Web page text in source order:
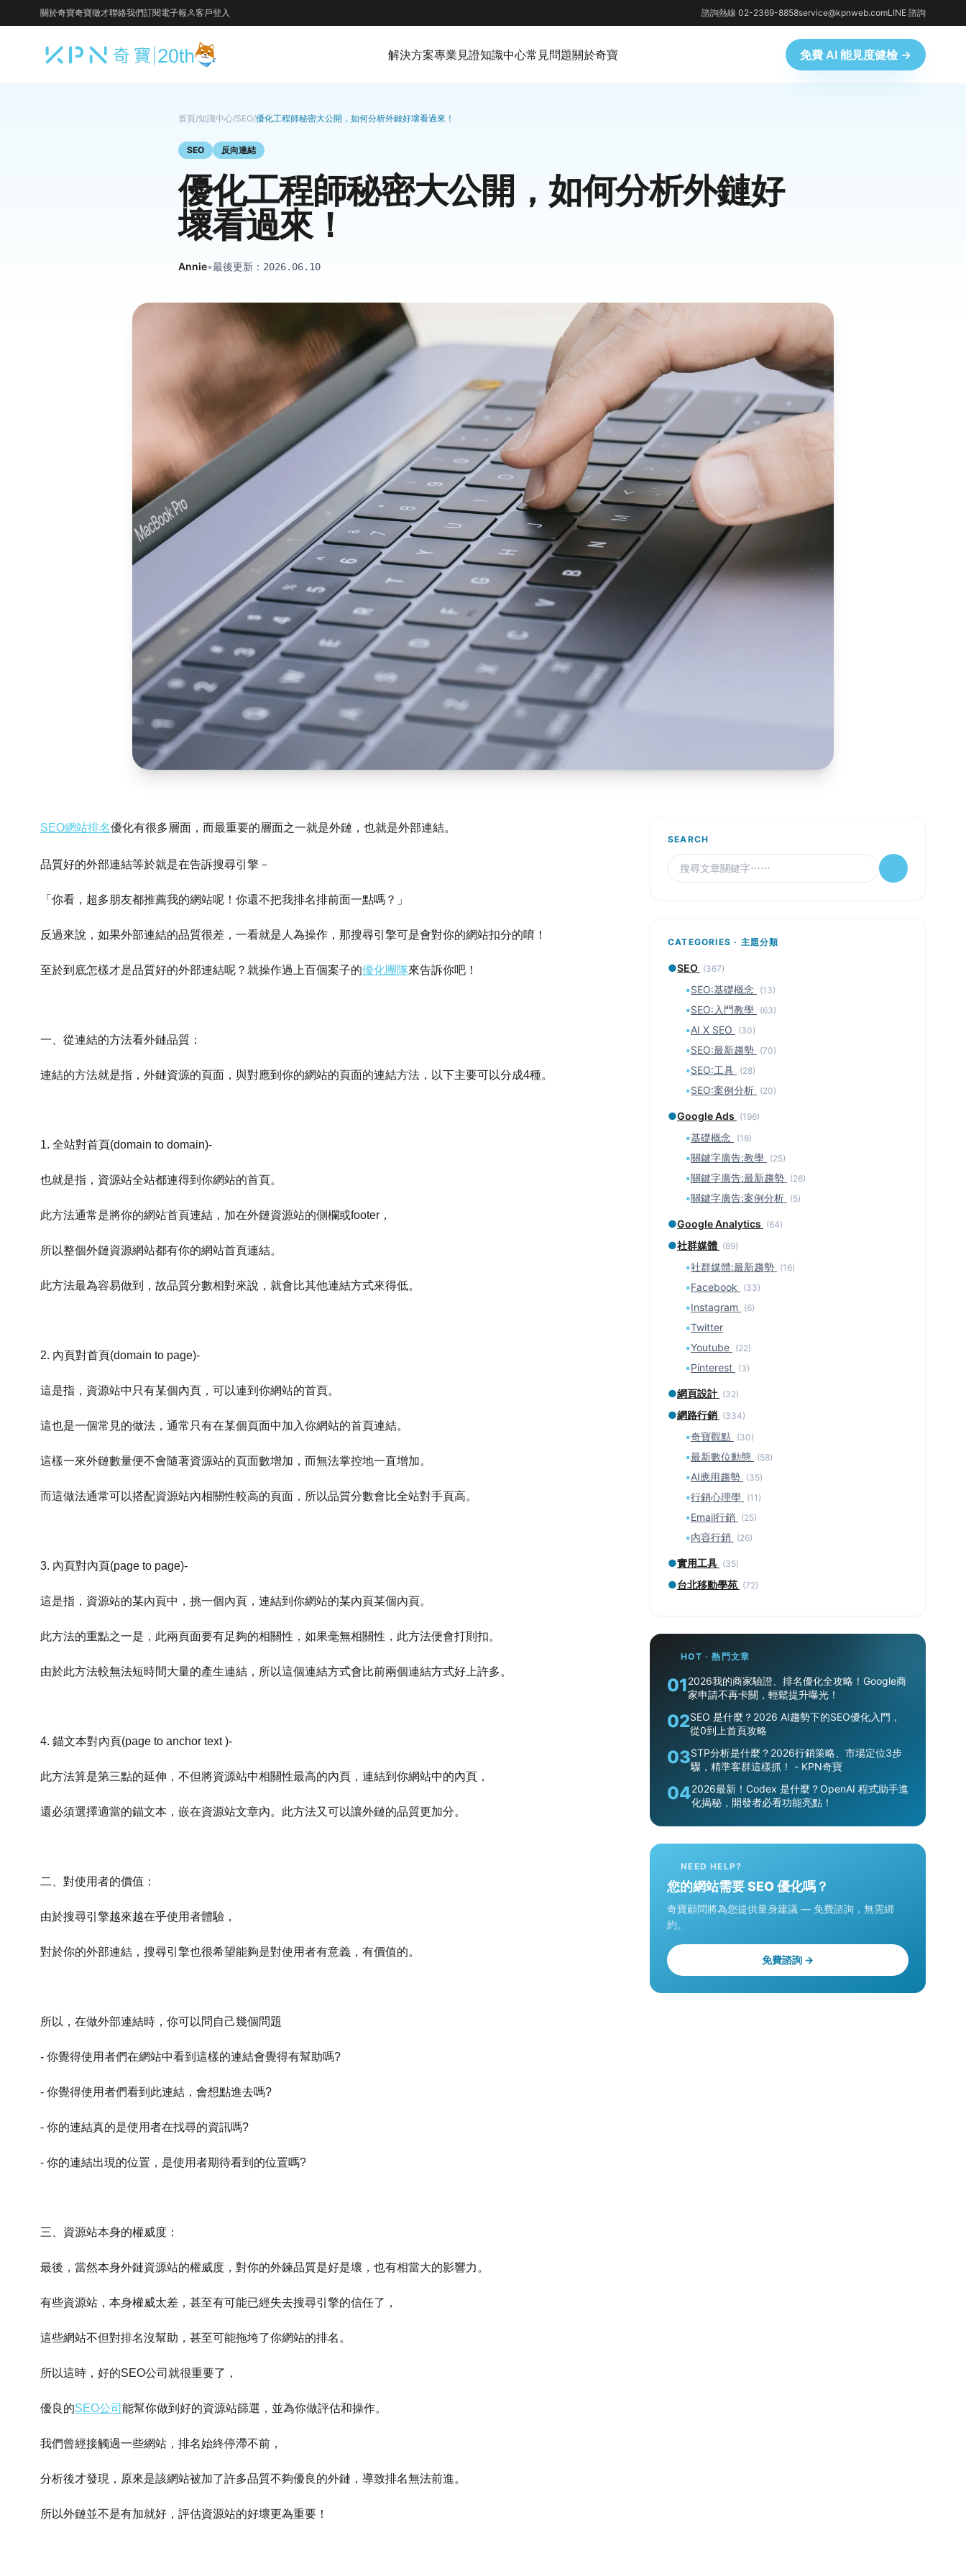
關於奇寶奇寶徵才聯絡我們訂閱電子報 客戶登入 諮詢熱線 02-2369-8858service@kpnweb.comLINE 諮詢
解決方案專業見證知識中心常見問題關於奇寶 免費 AI 能見度健檢 →
首頁/知識中心/SEO/優化工程師秘密大公開，如何分析外鏈好壞看過來！
SEO 反向連結
優化工程師秘密大公開，如何分析外鏈好
壞看過來！
Annie•最後更新： 2026.06.10
SEO網站排名優化有很多層面，而最重要的層面之一就是外鏈 ，也就是外部連結。
品質好的外部連結等於就是在告訴搜尋引擎－
「你看，超多朋友都推薦我的網站呢！你還不把我排名排前面一點嗎？」
反過來說，如果外部連結的品質很差，一看就是人為操作，那搜尋引擎可是會對你的網站扣分的唷！
至於到底怎樣才是品質好的外部連結呢？就操作過上百個案子的優化團隊來告訴你吧！
一、從連結的方法看外鏈品質：
連結的方法就是指，外鏈資源的頁面，與對應到你的網站的頁面的連結方法，以下主要可以分成4種。
1. 全站對首頁(domain to domain)-
也就是指，資源站全站都連得到你網站的首頁。
此方法通常是將你的網站首頁連結，加在外鏈資源站的側欄或footer，
所以整個外鏈資源網站都有你的網站首頁連結。
此方法最為容易做到，故品質分數相對來說，就會比其他連結方式來得低。
2. 內頁對首頁(domain to page)-
這是指，資源站中只有某個內頁，可以連到你網站的首頁。
這也是一個常見的做法，通常只有在某個頁面中加入你網站的首頁連結。
這樣一來外鏈數量便不會隨著資源站的頁面數增加，而無法掌控地一直增加。
而這做法通常可以搭配資源站內相關性較高的頁面，所以品質分數會比全站對手頁高。
3. 內頁對內頁(page to page)-
這是指，資源站的某內頁中，挑一個內頁，連結到你網站的某內頁某個內頁。
此方法的重點之一是，此兩頁面要有足夠的相關性，如果毫無相關性，此方法便會打則扣。
由於此方法較無法短時間大量的產生連結，所以這個連結方式會比前兩個連結方式好上許多。
4. 錨文本對內頁(page to anchor text )-
此方法算是第三點的延伸，不但將資源站中相關性最高的內頁，連結到你網站中的內頁，
還必須選擇適當的錨文本，嵌在資源站文章內。此方法又可以讓外鏈的品質更加分。
二、對使用者的價值：
由於搜尋引擎越來越在乎使用者體驗，
對於你的外部連結，搜尋引擎也很希望能夠是對使用者有意義，有價值的。
所以，在做外部連結時，你可以問自己幾個問題
- 你覺得使用者們在網站中看到這樣的連結會覺得有幫助嗎?
- 你覺得使用者們看到此連結，會想點進去嗎?
- 你的連結真的是使用者在找尋的資訊嗎?
- 你的連結出現的位置，是使用者期待看到的位置嗎?
三、資源站本身的權威度：
最後，當然本身外鏈資源站的權威度，對你的外鍊品質是好是壞，也有相當大的影響力。
有些資源站，本身權威太差，甚至有可能已經失去搜尋引擎的信任了，
這些網站不但對排名沒幫助，甚至可能拖垮了你網站的排名。
所以這時，好的SEO公司就很重要了，
優良的SEO公司 能幫你做到好的資源站篩選，並為你做評估和操作。
我們曾經接觸過一些網站，排名始終停滯不前，
分析後才發現，原來是該網站被加了許多品質不夠優良的外鏈，導致排名無法前進。
所以外鏈並不是有加就好，評估資源站的好壞更為重要！
SEARCH
CATEGORIES · 主題分類
●SEO (367)
▪SEO:基礎概念 (13)
▪SEO:入門教學 (63)
▪AI X SEO (30)
▪SEO:最新趨勢 (70)
▪SEO:工具 (28)
▪SEO:案例分析 (20)
●Google Ads (196)
▪基礎概念 (18)
▪關鍵字廣告:教學 (25)
▪關鍵字廣告:最新趨勢 (26)
▪關鍵字廣告:案例分析 (5)
●Google Analytics (64)
●社群媒體 (89)
▪社群媒體:最新趨勢 (16)
▪Facebook (33)
▪Instagram (6)
▪Twitter
▪Youtube (22)
▪Pinterest (3)
●網頁設計 (32)
●網路行銷 (334)
▪奇寶觀點 (30)
▪最新數位動態 (58)
▪AI應用趨勢 (35)
▪行銷心理學 (11)
▪Email行銷 (25)
▪內容行銷 (26)
●實用工具 (35)
●台北移動學苑 (72)
HOT · 熱門文章
012026我的商家驗證、排名優化全攻略！Google商
家申請不再卡關，輕鬆提升曝光！
02SEO 是什麼？2026 AI趨勢下的SEO優化入門，
從0到上首頁攻略
03STP分析是什麼？2026行銷策略、市場定位3步
驟，精準客群這樣抓！ - KPN奇寶
042026最新！Codex 是什麼？OpenAI 程式助手進
化揭秘，開發者必看功能亮點！
NEED HELP?
您的網站需要 SEO 優化嗎？
奇寶顧問將為您提供量身建議 — 免費諮詢，無需綁
約。
免費諮詢 →